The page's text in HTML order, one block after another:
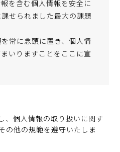
を含む個人情報を安全に
せられました最大の課題
常に念頭に置き、個人情
いりますことをここに宣
、個人情報の取り扱いに関す
の他の規範を遵守いたしま